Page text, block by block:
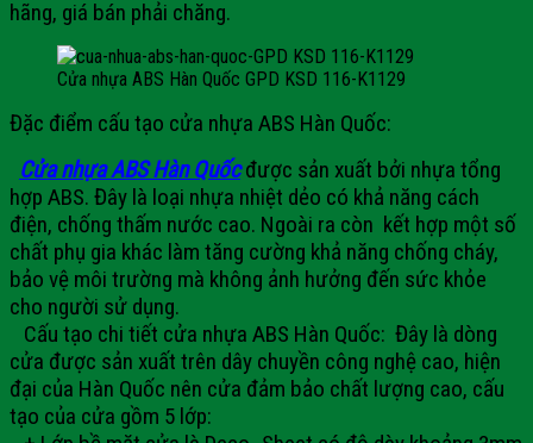
hãng, giá bán phải chăng.
Cửa nhựa ABS Hàn Quốc GPD KSD 116-K1129
Đặc điểm cấu tạo cửa nhựa ABS Hàn Quốc:
Cửa nhựa ABS Hàn Quốcđược sản xuất bởi nhựa tổng
hợp ABS. Đây là loại nhựa nhiệt dẻo có khả năng cách
điện, chống thấm nước cao. Ngoài ra còn kết hợp một số
chất phụ gia khác làm tăng cường khả năng chống cháy,
bảo vệ môi trường mà không ảnh hưởng đến sức khỏe
cho người sử dụng.
Cấu tạo chi tiết cửa nhựa ABS Hàn Quốc: Đây là dòng
cửa được sản xuất trên dây chuyền công nghệ cao, hiện
đại của Hàn Quốc nên cửa đảm bảo chất lượng cao, cấu
tạo của cửa gồm 5 lớp: